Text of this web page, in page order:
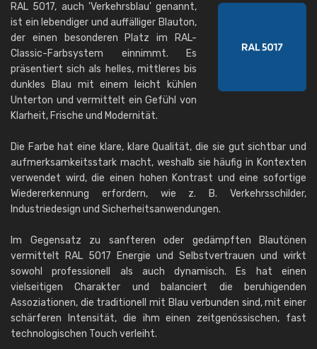
RAL 5017, auch 'Verkehrsblau' genannt,
ist ein lebendiger und auffälliger Blauton,
der einen besonderen Platz im RAL-
Classic-Farbsystem einnimmt. Es
präsentiert sich als helles, mittleres bis
dunkles Blau mit einem leicht kühlen
Unterton und vermittelt ein Gefühl von
Klarheit, Frische und Modernität.
Die Farbe hat eine klare, klare Qualität, die sie gut sichtbar und
aufmerksamkeitsstark macht, weshalb sie häufig in Kontexten
verwendet wird, die einen hohen Kontrast und eine sofortige
Wiedererkennung erfordern, wie z. B. Verkehrsschilder,
Industriedesign und Sicherheitsanwendungen.
Im Gegensatz zu sanfteren oder gedämpften Blautönen
vermittelt RAL 5017 Energie und Selbstvertrauen und wirkt
sowohl professionell als auch dynamisch. Es hat einen
vielseitigen Charakter und balanciert die beruhigenden
Assoziationen, die traditionell mit Blau verbunden sind, mit einer
schärferen Intensität, die ihm einen zeitgenössischen, fast
technologischen Touch verleiht.